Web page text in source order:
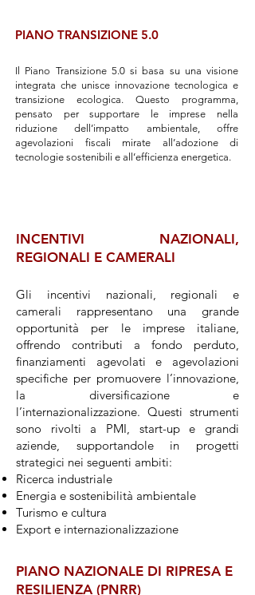
PIANO TRANSIZIONE 5.0
Il Piano Transizione 5.0 si basa su una visione
integrata che unisce innovazione tecnologica e
transizione ecologica. Questo programma,
pensato per supportare le imprese nella
riduzione dell’impatto ambientale, offre
agevolazioni fiscali mirate all’adozione di
tecnologie sostenibili e all’efficienza energetica.
INCENTIVI NAZIONALI,
REGIONALI E CAMERALI
Gli incentivi nazionali, regionali e
camerali rappresentano una grande
opportunità per le imprese italiane,
offrendo contributi a fondo perduto,
finanziamenti agevolati e agevolazioni
specifiche per promuovere l’innovazione,
la diversificazione e
l’internazionalizzazione. Questi strumenti
sono rivolti a PMI, start-up e grandi
aziende, supportandole in progetti
strategici nei seguenti ambiti:
Ricerca industriale
Energia e sostenibilità ambientale
Turismo e cultura
Export e internazionalizzazione
PIANO NAZIONALE DI RIPRESA E
RESILIENZA (PNRR)